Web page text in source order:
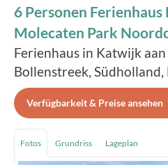
6 Personen
Molecaten Park
Ferienhaus in Katwijk
Bollenstreek,
Verfügbarkeit & Preise ansehen
Fotos Grundriss Lageplan